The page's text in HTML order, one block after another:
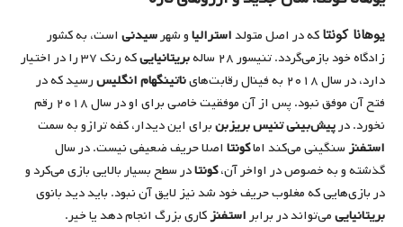
یوهانا کونتاکه در اصل متولداسترالیاو شهرسیدنی است، به کشور
زادگاه خود بازمی‌گردد. تنیسور ۲۸ ساله
بریتانیایی
که رنک ۳۷ را در اختیار
دارد، در سال ۲۰۱۸ به فینال رقابت‌های
ناتینگهام انگلیسرسید که در
فتح آن موفق نبود. پس از آن موفقیت خاصی برای او در سال ۲۰۱۸ رقم
نخورد. درپیش‌بینی تنیس بریزبنبرای این دیدار، کفه ترازو به سمت
استفنزسنگینی می‌کند اماکونتا اصلا حریف ضعیفی نیست. در سال
گذشته و به خصوص در اواخر آن،کونتادر سطح بسیار بالایی بازی می‌کرد و
در بازی‌هایی که مغلوب حریف خود شد نیز لایق آن نبود. باید دید بانوی
بریتانیاییمی‌تواند در برابراستفنزکاری بزرگ انجام دهد یا خیر.